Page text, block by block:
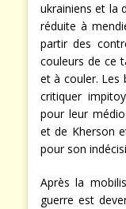
ukrainiens et la
réduite à
partir des
couleurs de ce
et à couler. Les
critiquer
pour leur
et de Kherson
pour son
Après la
guerre est